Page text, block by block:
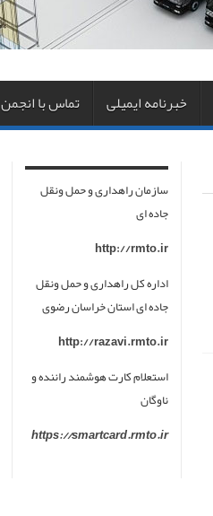
خبرنامه ایمیلی تماس با انجمن
سازمان راهداری و حمل ونقل
جاده ای
http://rmto.ir
اداره کل راهداری و حمل ونقل
جاده ای استان خراسان رضوی
http://razavi.rmto.ir
استعلام کارت هوشمند راننده و
ناوگان
https://smartcard.rmto.ir